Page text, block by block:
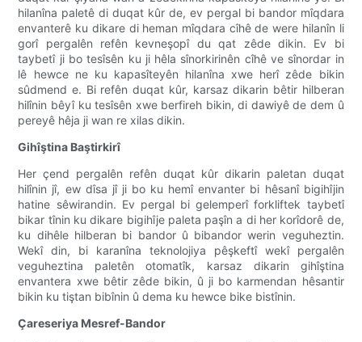
hilanîna paletê di duqat kûr de, ev pergal bi bandor mîqdara
envanterê ku dikare di heman mîqdara cîhê de were hilanîn li
gorî pergalên refên kevneşopî du qat zêde dikin. Ev bi
taybetî ji bo tesîsên ku ji hêla sînorkirinên cîhê ve sînordar in
lê hewce ne ku kapasîteyên hilanîna xwe herî zêde bikin
sûdmend e. Bi refên duqat kûr, karsaz dikarin bêtir hilberan
hilînin bêyî ku tesîsên xwe berfireh bikin, di dawiyê de dem û
pereyê hêja ji wan re xilas dikin.
Gihîştina Baştirkirî
Her çend pergalên refên duqat kûr dikarin paletan duqat
hilînin jî, ew dîsa jî ji bo ku hemî envanter bi hêsanî bigihîjin
hatine sêwirandin. Ev pergal bi gelemperî forkliftek taybetî
bikar tînin ku dikare bigihîje paleta paşîn a di her korîdorê de,
ku dihêle hilberan bi bandor û bibandor werin veguheztin.
Wekî din, bi karanîna teknolojiya pêşkeftî wekî pergalên
veguheztina paletên otomatîk, karsaz dikarin gihîştina
envantera xwe bêtir zêde bikin, û ji bo karmendan hêsantir
bikin ku tiştan bibînin û dema ku hewce bike bistînin.
Çareseriya Mesref-Bandor